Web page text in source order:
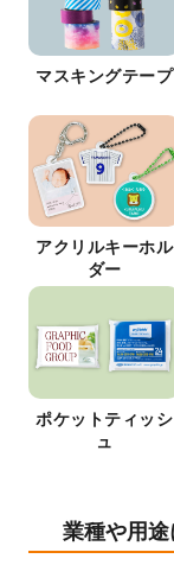
マスキングテープ
アクリルキーホル
ダー
ポケットティッシ
ュ
業種や用